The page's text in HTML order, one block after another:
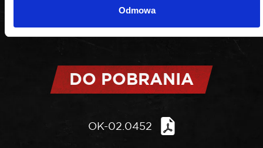
Odmowa
DO POBRANIA
OK-02.0452